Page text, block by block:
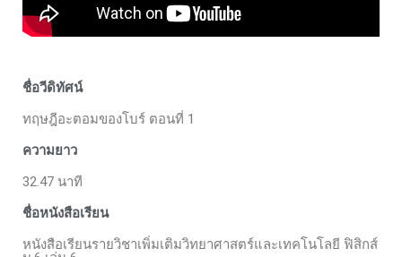
ชื่อวีดิทัศน์
ทฤษฎีอะตอมของโบร์ ตอนที่ 1
ความยาว
32.47 นาที
ชื่อหนังสือเรียน
หนังสือเรียนรายวิชาเพิ่มเติมวิทยาศาสตร์และเทคโนโลยี ฟิสิกส์